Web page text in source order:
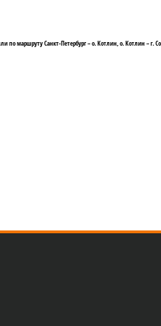
по маршруту Санкт-Петербург – о. Котлин, о. Котлин – г.